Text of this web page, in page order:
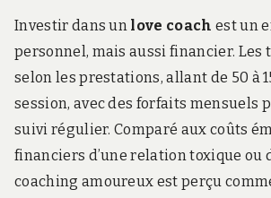
Investir dans un love coach est un
personnel, mais aussi financier. Les
selon les prestations, allant de 50 à
session, avec des forfaits mensuels
suivi régulier. Comparé aux coûts
financiers d’une relation toxique ou
coaching amoureux est perçu